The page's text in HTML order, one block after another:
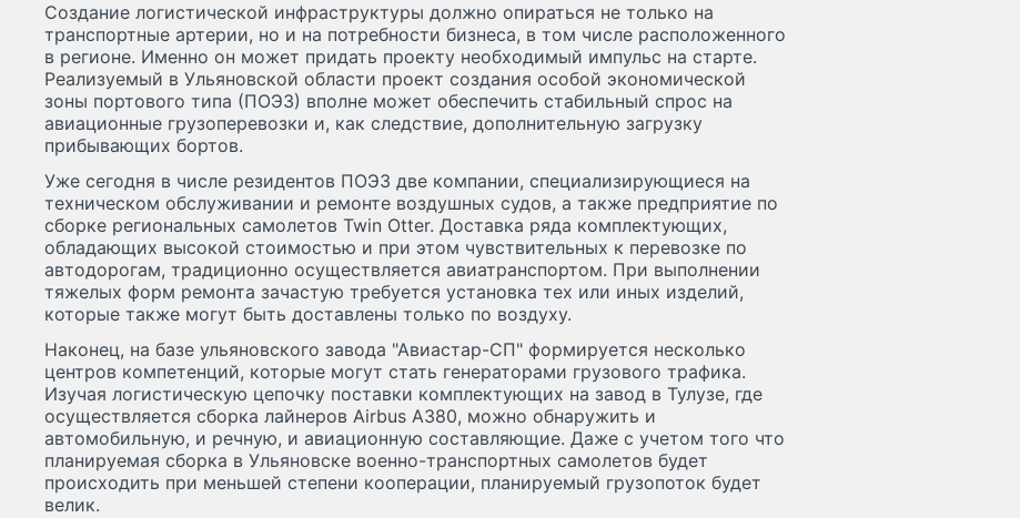
Создание логистической инфраструктуры должно опираться не только на
транспортные артерии, но и на потребности бизнеса, в том числе расположенного
в регионе. Именно он может придать проекту необходимый импульс на старте.
Реализуемый в Ульяновской области проект создания особой экономической
зоны портового типа (ПОЭЗ) вполне может обеспечить стабильный спрос на
авиационные грузоперевозки и, как следствие, дополнительную загрузку
прибывающих бортов.
Уже сегодня в числе резидентов ПОЭЗ две компании, специализирующиеся на
техническом обслуживании и ремонте воздушных судов, а также предприятие по
сборке региональных самолетов Twin Otter. Доставка ряда комплектующих,
обладающих высокой стоимостью и при этом чувствительных к перевозке по
автодорогам, традиционно осуществляется авиатранспортом. При выполнении
тяжелых форм ремонта зачастую требуется установка тех или иных изделий,
которые также могут быть доставлены только по воздуху.
Наконец, на базе ульяновского завода "Авиастар-СП" формируется несколько
центров компетенций, которые могут стать генераторами грузового трафика.
Изучая логистическую цепочку поставки комплектующих на завод в Тулузе, где
осуществляется сборка лайнеров Airbus A380, можно обнаружить и
автомобильную, и речную, и авиационную составляющие. Даже с учетом того что
планируемая сборка в Ульяновске военно-транспортных самолетов будет
происходить при меньшей степени кооперации, планируемый грузопоток будет
велик.